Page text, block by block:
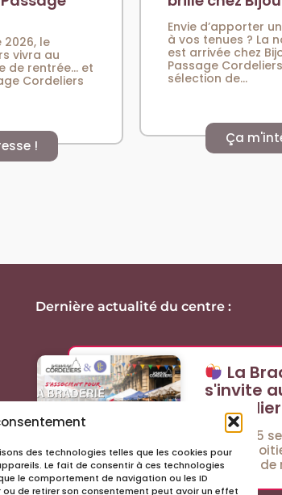
des technologies telles que les cookies pour
Le fait de consentir à ces technologies
le comportement de navigation ou les ID
de retirer son consentement peut avoir un effet
2026, le
vivra au
de rentrée… et
Cordeliers
!
Envie d’apporter
à vos tenues ? La
est arrivée chez
Passage
sélection de...
Ça
Dernière actualité du centre :
La
s'invite
Les 4 et 5
ville de
Braderie de